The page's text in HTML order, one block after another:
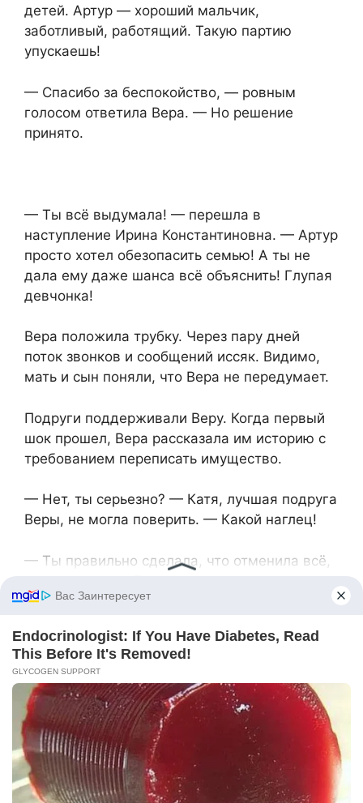
детей. Артур — хороший мальчик,
заботливый, работящий. Такую партию
упускаешь!
— Спасибо за беспокойство, — ровным
голосом ответила Вера. — Но решение
принято.
— Ты всё выдумала! — перешла в
наступление Ирина Константиновна. — Артур
просто хотел обезопасить семью! А ты не
дала ему даже шанса всё объяснить! Глупая
девчонка!
Вера положила трубку. Через пару дней
поток звонков и сообщений иссяк. Видимо,
мать и сын поняли, что Вера не передумает.
Подруги поддерживали Веру. Когда первый
шок прошел, Вера рассказала им историю с
требованием переписать имущество.
— Нет, ты серьезно? — Катя, лучшая подруга
Веры, не могла поверить. — Какой наглец!
— Ты правильно сделала, что отменила всё,
Представляешь, что было бы дальше?
Мать Веры, Алла Сергеевна, сразу встала на
сторону дочери.
— Папа гордился бы тобой, — сказала Алла
Сергеевна, обнимая Веру. — Он всегда
верил, что ты примешь правильное решение,
даже если будет тяжело.